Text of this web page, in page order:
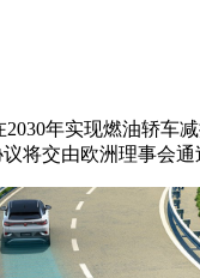
年实现燃油轿车
将交由欧洲理事会通